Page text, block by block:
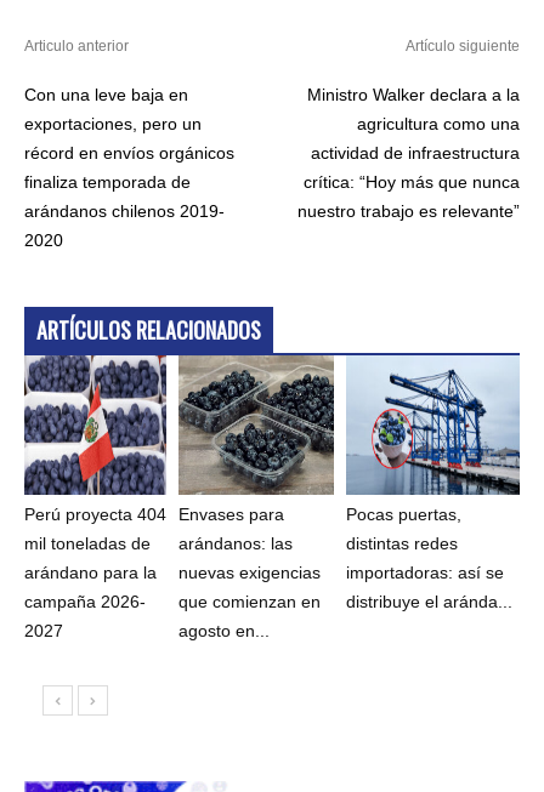
Articulo anterior
Con una leve baja en
exportaciones, pero un
récord en envíos orgánicos
finaliza temporada de
arándanos chilenos 2019-
2020
Artículo siguiente
Ministro Walker declara a la
agricultura como una
actividad de infraestructura
crítica: “Hoy más que nunca
nuestro trabajo es relevante”
ARTÍCULOS RELACIONADOS
Perú proyecta 404
mil toneladas de
arándano para la
campaña 2026-
2027
Envases para
arándanos: las
nuevas exigencias
que comienzan en
agosto en...
Pocas puertas,
distintas redes
importadoras: así se
distribuye el aránda...